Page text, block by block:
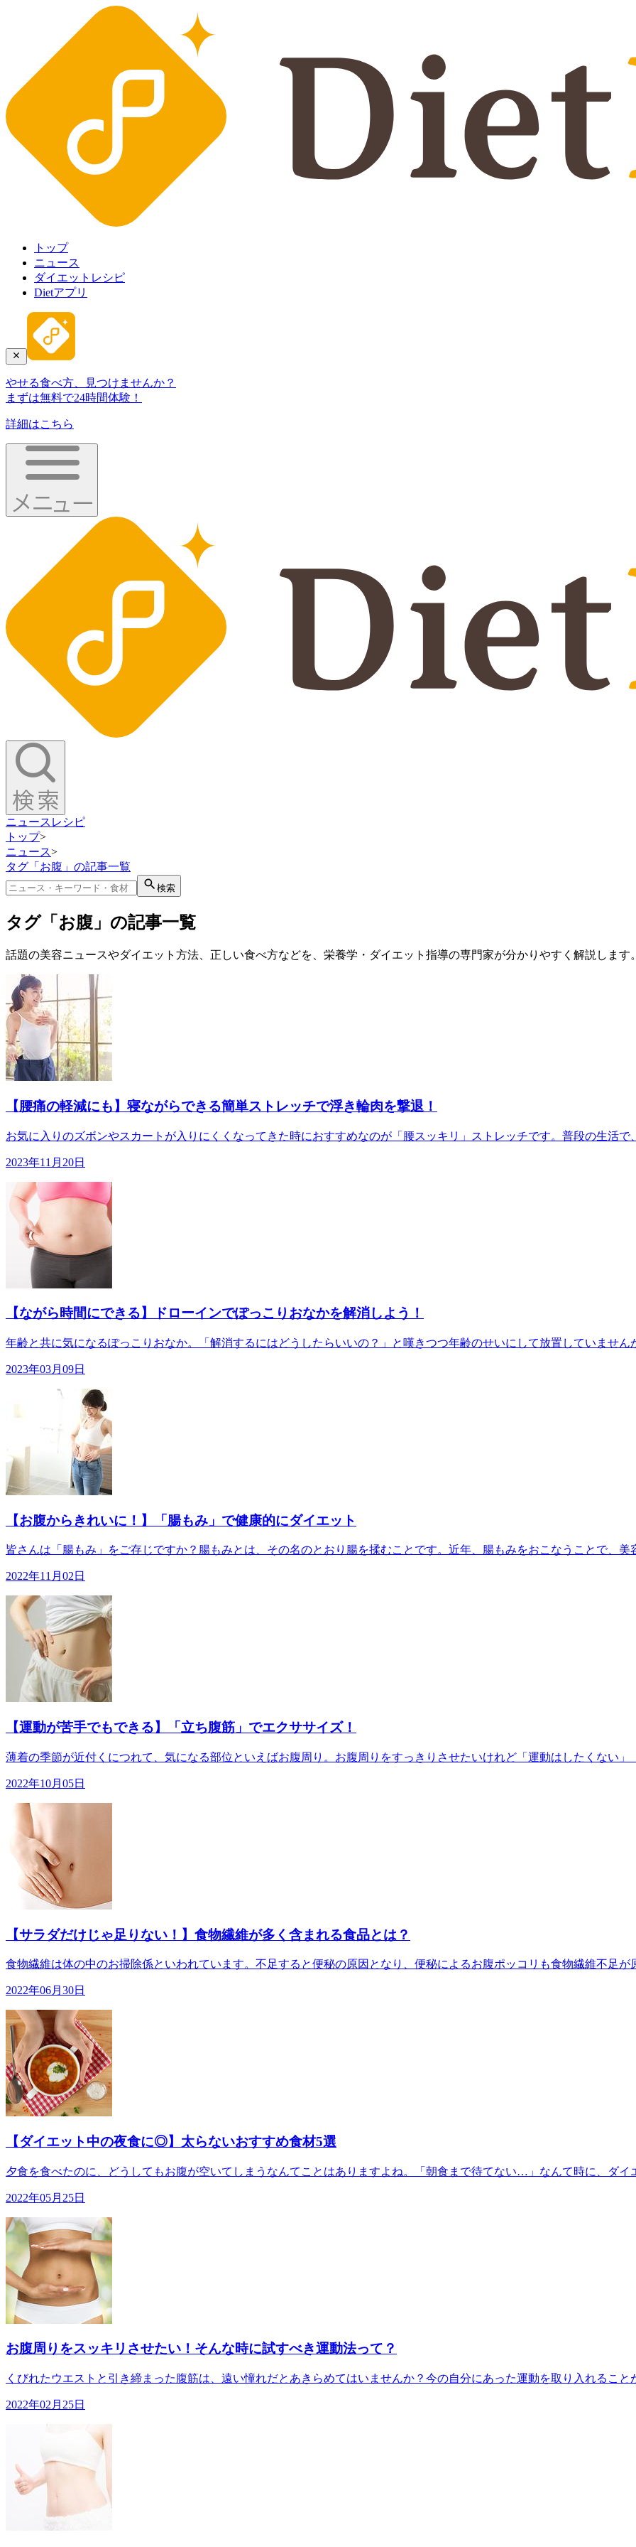
トップ
ニュース
ダイエットレシピ
Dietアプリ
やせる食べ方、見つけませんか？
まずは無料で24時間体験！
詳細はこちら
ニュース レシピ
トップ>
ニュース>
タグ「お腹」の記事一覧
検索
タグ「お腹」の記事一覧
話題の美容ニュースやダイエット方法、正しい食べ方などを、栄養学・ダイエット指導の専門家が分かりやすく解説します
【腰痛の軽減にも】寝ながらできる簡単ストレッチで浮き輪肉を撃退！
お気に入りのズボンやスカートが入りにくくなってきた時におすすめなのが「腰スッキリ」ストレッチです。普段の生活で
2023年11月20日
【ながら時間にできる】ドローインでぽっこりおなかを解消しよう！
年齢と共に気になるぽっこりおなか。「解消するにはどうしたらいいの？」と嘆きつつ年齢のせいにして放置していません
2023年03月09日
【お腹からきれいに！】「腸もみ」で健康的にダイエット
皆さんは「腸もみ」をご存じですか？腸もみとは、その名のとおり腸を揉むことです。近年、腸もみをおこなうことで、美
2022年11月02日
【運動が苦手でもできる】「立ち腹筋」でエクササイズ！
薄着の季節が近付くにつれて、気になる部位といえばお腹周り。お腹周りをすっきりさせたいけれど「運動はしたくない」
2022年10月05日
【サラダだけじゃ足りない！】食物繊維が多く含まれる食品とは？
食物繊維は体の中のお掃除係といわれています。不足すると便秘の原因となり、便秘によるお腹ポッコリも食物繊維不足が
2022年06月30日
【ダイエット中の夜食に◎】太らないおすすめ食材5選
夕食を食べたのに、どうしてもお腹が空いてしまうなんてことはありますよね。「朝食まで待てない…」なんて時に、ダイ
2022年05月25日
お腹周りをスッキリさせたい！そんな時に試すべき運動法って？
くびれたウエストと引き締まった腹筋は、遠い憧れだとあきらめてはいませんか？今の自分にあった運動を取り入れること
2022年02月25日